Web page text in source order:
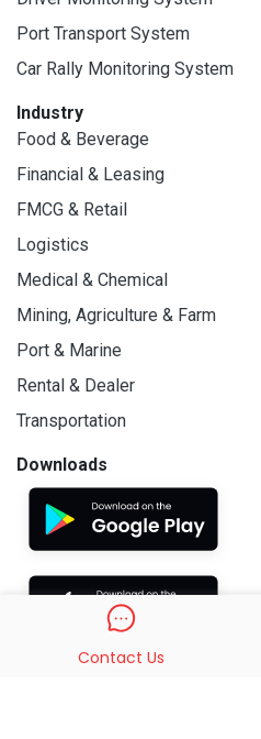
Port Transport System
Car Rally Monitoring System
Industry
Food & Beverage
Financial & Leasing
FMCG & Retail
Logistics
Medical & Chemical
Mining, Agriculture & Farm
Port & Marine
Rental & Dealer
Transportation
Downloads
Contact Us